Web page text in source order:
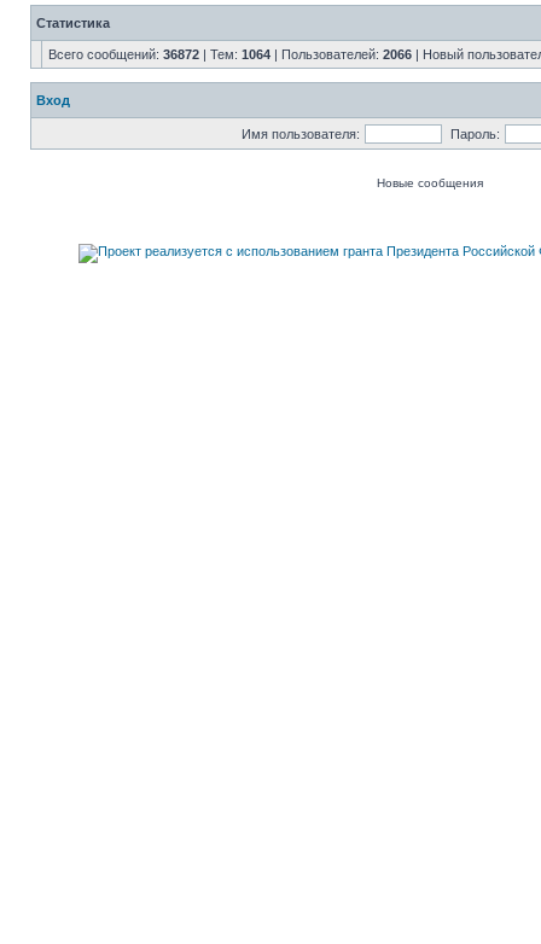
Статистика
Всего сообщений: 36872 | Тем: 1064 | Пользователей: 2066 | Новый
Вход
Имя пользователя: Пароль:
Новые сообщения